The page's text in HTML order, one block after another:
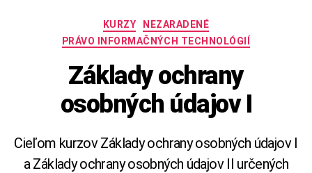
Kategórie
KURZY
NEZARADENÉ
PRÁVO INFORMAČNÝCH TECHNOLÓGIÍ
Základy ochrany
osobných údajov I
Cieľom kurzov Základy ochrany osobných údajov I
a Základy ochrany osobných údajov II určených